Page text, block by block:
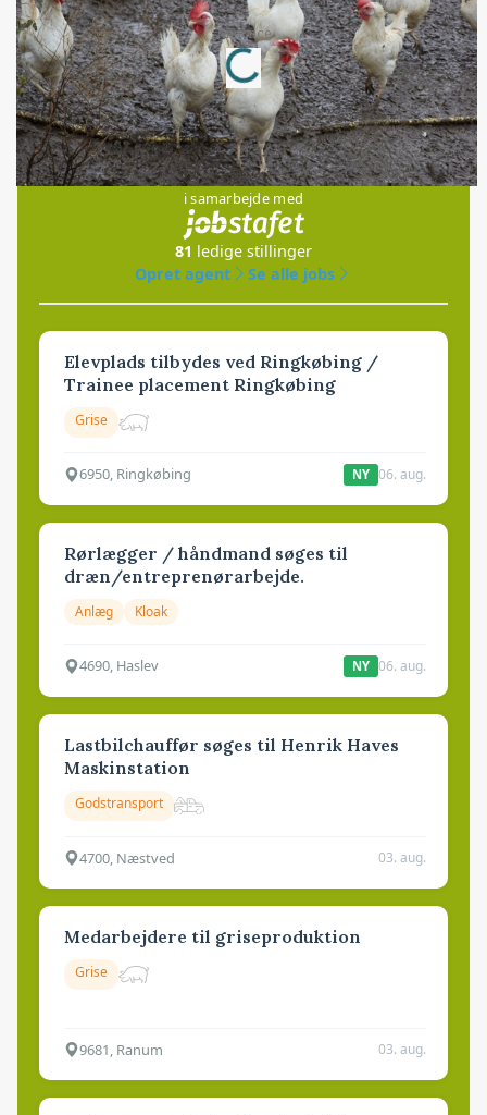
Annonce
Loading...
Jobs
i samarbejde med
81 ledige stillinger
Opret agent
Se alle jobs
Elevplads tilbydes ved Ringkøbing /
Trainee placement Ringkøbing
Grise
6950, Ringkøbing NY 06. aug.
Rørlægger / håndmand søges til
dræn/entreprenørarbejde.
Anlæg Kloak
4690, Haslev NY 06. aug.
Lastbilchauffør søges til Henrik Haves
Maskinstation
Godstransport
4700, Næstved 03. aug.
Medarbejdere til griseproduktion
Grise
9681, Ranum 03. aug.